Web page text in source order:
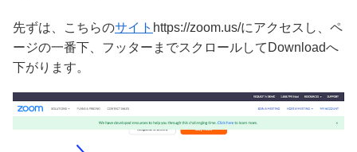
先ずは、こちらのサイト https://zoom.us/にアクセスし、ペ
ージの一番下、フッターまでスクロールしてDownloadへ
下がります。